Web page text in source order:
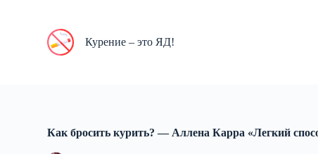
Курение – это ЯД!
Как бросить курить? — Аллена Карра «Легкий